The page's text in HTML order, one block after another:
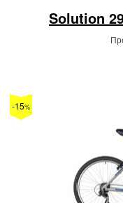
Solution
-15%